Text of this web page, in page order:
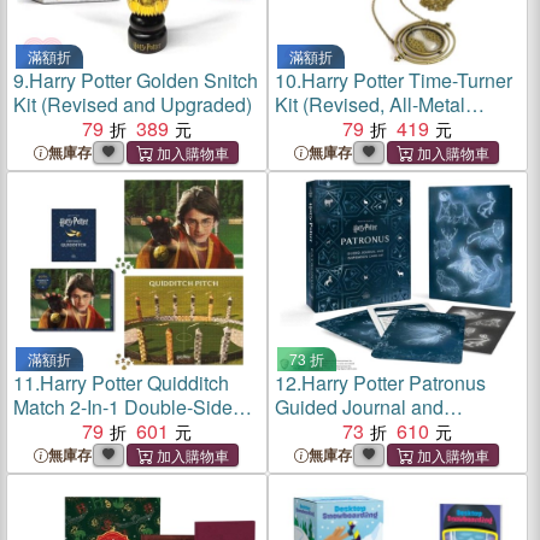
滿額折
9.Harry Potter Golden Snitch
Kit (Revised and Upgraded)
79
389
無庫存
滿額折
10.Harry Potter Time-Turner
Kit (Revised, All-Metal
Construction)
79 419
無庫存
滿額折
11.Harry Potter Quidditch
Match 2-In-1 Double-Sided
1000-Piece Puzzle
79 601
無庫存
73 折
12.Harry Potter Patronus
Guided Journal and
Inspiration Card Set
73 610
無庫存